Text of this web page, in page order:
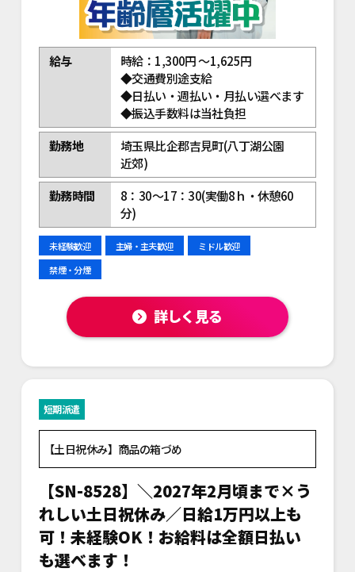
給与
時給：1,300円 ～1,625円
◆交通費別途支給
◆日払い・週払い・月払い選べます
◆振込手数料は当社負担
勤務地
埼玉県比企郡吉見町(八丁湖公園
近郊)
勤務時間
8：30～17：30(実働8ｈ・休憩60
分)
未経験歓迎 主婦・主夫歓迎
ミドル歓迎
禁煙・分煙
詳しく見る
短期派遣
【土日祝休み】商品の箱づめ
【SN-8528】＼2027年2月頃まで×う
れしい土日祝休み／日給1万円以上も
可！未経験OK！お給料は全額日払い
も選べます！